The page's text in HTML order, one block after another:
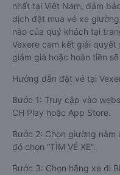
nhất tại Việt Nam, đảm
dịch đặt mua vé xe
nào của quý khách tại
Vexere cam kết giải quyết
giảm giá hoặc hoàn tiền
Hướng dẫn đặt vé tại
Bước 1: Truy cập vào
CH Play hoặc App Store.
Bước 2: Chọn giường
đó chọn “TÌM VÉ XE”.
Bước 3: Chọn hãng xe đi